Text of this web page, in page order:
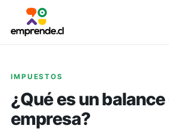
IMPUESTOS
¿Qué es un balance
empresa?